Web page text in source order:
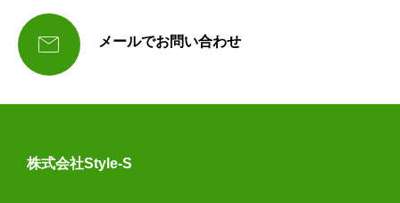
 メールでお問い合わせ
株式会社Style-S